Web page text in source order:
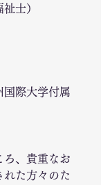
士）
国際大学付属
、貴重なお
れた方々のた